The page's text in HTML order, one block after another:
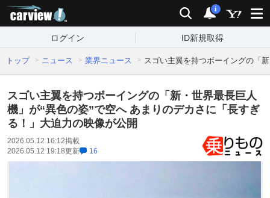
検索 通知
i
ログイン ID新規取得
トップ ニュース 業界ニュース スゴい主翼を持つボーイングの「
スゴい主翼を持つボーイングの「新・世界最長巨人
機」が“異色の姿”で空へ あまりのデカさに「長すぎ
る！」大迫力の映像が公開
2026.05.12 16:12掲載
2026.05.12 19:18更新 16